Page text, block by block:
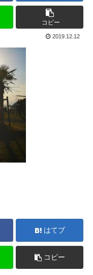
コピー
2019.12.12
はてブ
コピー